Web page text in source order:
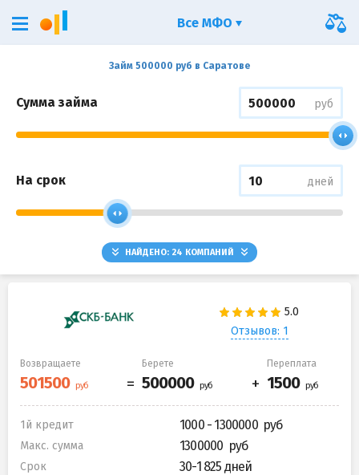
Займ 500000 руб в Саратове
Сумма займа руб
На срок дней
НАЙДЕНО: 24 КОМПАНИЙ
Отзывов: 1
Возвращаете Берете Переплата
1й кредит 1000 - 1300000
Макс. сумма 1300000
Срок 30-1 825 дней
Все МФО